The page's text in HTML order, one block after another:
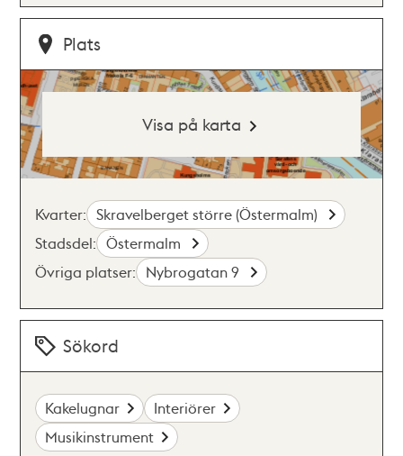
Plats
Visa på karta
Kvarter: Skravelberget större (Östermalm)
Stadsdel: Östermalm
Övriga platser: Nybrogatan 9
Sökord
Kakelugnar
Interiörer
Musikinstrument